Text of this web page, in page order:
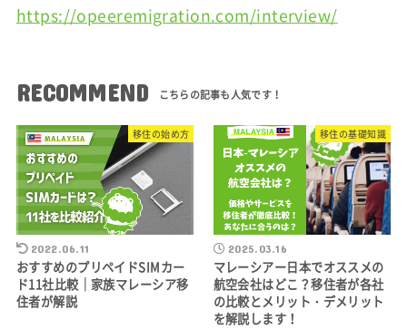
https://opeeremigration.com/interview/
RECOMMEND
移住の始め方
2022.06.11
おすすめのプリペイドSIMカー
ド11社比較｜家族マレーシア移
住者が解説
移住の基礎知識
2025.03.16
マレーシアー日本でオススメの
航空会社はどこ？移住者が各社
の比較とメリット・デメリット
を解説します！